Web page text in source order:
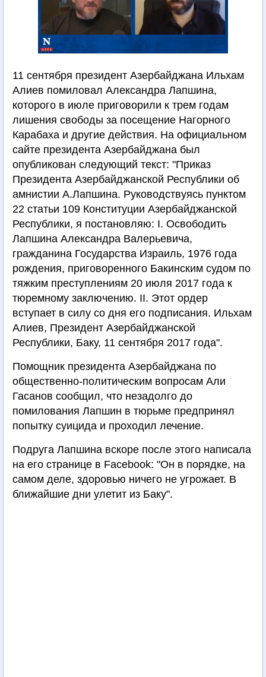
11 сентября президент Азербайджана Ильхам
Алиев помиловал Александра Лапшина,
которого в июле приговорили к трем годам
лишения свободы за посещение Нагорного
Карабаха и другие действия. На официальном
сайте президента Азербайджана был
опубликован следующий текст: "Приказ
Президента Азербайджанской Республики об
амнистии А.Лапшина. Руководствуясь пунктом
22 статьи 109 Конституции Азербайджанской
Республики, я постановляю: I. Освободить
Лапшина Александра Валерьевича,
гражданина Государства Израиль, 1976 года
рождения, приговоренного Бакинским судом по
тяжким преступлениям 20 июля 2017 года к
тюремному заключению. II. Этот ордер
вступает в силу со дня его подписания. Ильхам
Алиев, Президент Азербайджанской
Республики, Баку, 11 сентября 2017 года".
Помощник президента Азербайджана по
общественно-политическим вопросам Али
Гасанов сообщил, что незадолго до
помилования Лапшин в тюрьме предпринял
попытку суицида и проходил лечение.
Подруга Лапшина вскоре после этого написала
на его странице в Facebook: "Он в порядке, на
самом деле, здоровью ничего не угрожает. В
ближайшие дни улетит из Баку".